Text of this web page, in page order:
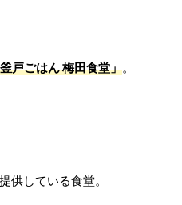
戸ごはん 梅田食堂」。
供している食堂。